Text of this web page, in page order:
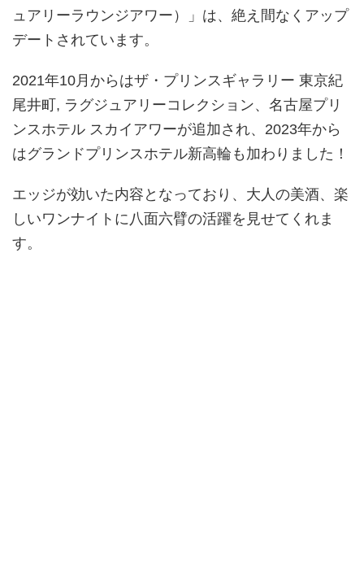
ュアリーラウンジアワー）」は、絶え間なくアップ
デートされています。
2021年10月からはザ・プリンスギャラリー 東京紀
尾井町, ラグジュアリーコレクション、名古屋プリ
ンスホテル スカイアワーが追加され、2023年から
はグランドプリンスホテル新高輪も加わりました！
エッジが効いた内容となっており、大人の美酒、楽
しいワンナイトに八面六臂の活躍を見せてくれま
す。